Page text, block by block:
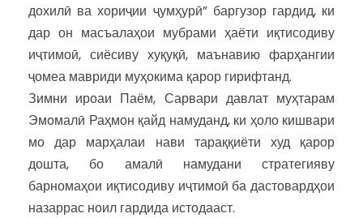
дохилӣ ва хориҷии ҷумҳурӣ” баргузор гардид, ки
дар он масъалаҳои мубрами ҳаёти иқтисодиву
иҷтимоӣ, сиёсиву хуқуқӣ, маънавию фарҳангии
ҷомеа мавриди муҳокима қарор гирифтанд.
Зимни ироаи Паём, Сарвари давлат муҳтарам
Эмомалӣ Раҳмон қайд намуданд, ки ҳоло кишвари
мо дар марҳалаи нави тараққиёти худ қарор
дошта, бо амалӣ намудани стратегияву
барномаҳои иқтисодиву иҷтимоӣ ба дастовардҳои
назаррас ноил гардида истодааст.